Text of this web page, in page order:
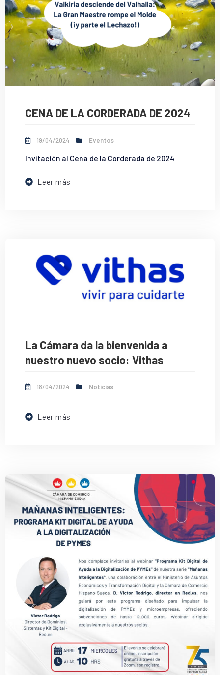
CENA DE LA CORDERADA DE 2024
19/04/2024 Eventos
Invitación al Cena de la Corderada de 2024
Leer más
La Cámara da la bienvenida a
nuestro nuevo socio: Vithas
18/04/2024 Noticias
Leer más